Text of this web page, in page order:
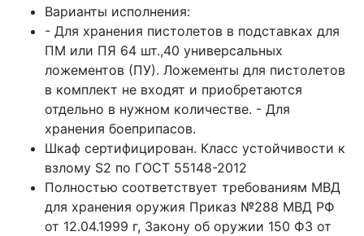
Варианты исполнения:
- Для хранения пистолетов в подставках для
ПМ или ПЯ 64 шт.,40 универсальных
ложементов (ПУ). Ложементы для пистолетов
в комплект не входят и приобретаются
отдельно в нужном количестве. - Для
хранения боеприпасов.
Шкаф сертифицирован. Класс устойчивости к
взлому S2 по ГОСТ 55148-2012
Полностью соответствует требованиям МВД
для хранения оружия Приказ №288 МВД РФ
от 12.04.1999 г, Закону об оружии 150 ФЗ от